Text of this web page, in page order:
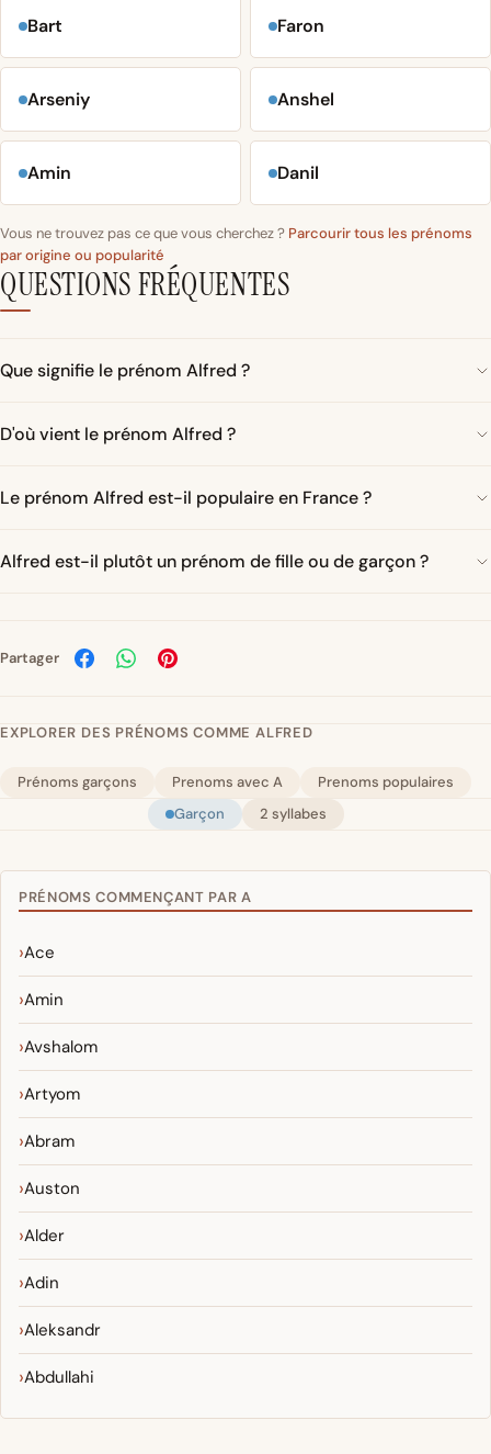
Bart Faron
Arseniy Anshel
Amin Danil
Vous ne trouvez pas ce que vous cherchez ? Parcourir tous les prénoms
par origine ou popularité
QUESTIONS FRÉQUENTES
Que signifie le prénom Alfred ?
D'où vient le prénom Alfred ?
Le prénom Alfred est-il populaire en France ?
Alfred est-il plutôt un prénom de fille ou de garçon ?
Partager
EXPLORER DES PRÉNOMS COMME ALFRED
Prénoms garçons Prenoms avec A
Prenoms populaires
Garçon
2 syllabes
PRÉNOMS COMMENÇANT PAR A
Ace
Amin
Avshalom
Artyom
Abram
Auston
Alder
Adin
Aleksandr
Abdullahi